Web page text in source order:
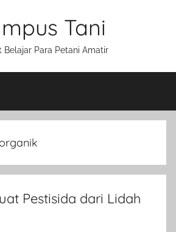
Tani
Belajar Para Petani Amatir
Pestisida dari Lidah